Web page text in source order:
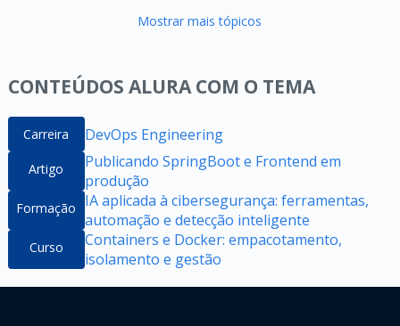
Mostrar mais tópicos
CONTEÚDOS ALURA COM O TEMA
Carreira DevOps Engineering
Artigo
Publicando SpringBoot e Frontend em
produção
Formação
IA aplicada à cibersegurança: ferramentas,
automação e detecção inteligente
Curso
Containers e Docker: empacotamento,
isolamento e gestão